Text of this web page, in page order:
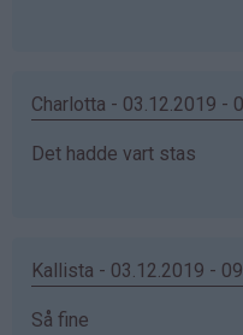
Charlotta - 03.12.2019 -
Det hadde vart stas
Kallista - 03.12.2019 -
Så fine